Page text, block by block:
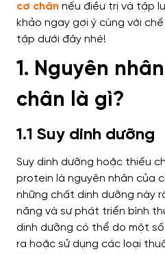
cơ chân nếu điều trị và tập
khảo ngay gợi ý cùng với
tập dưới đây nhé!
1. Nguyên
chân là gì?
1.1 Suy dinh dưỡng
Suy dinh dưỡng hoặc thiếu
protein là nguyên nhân của
những chất dinh dưỡng này
năng và sự phát triển bình
dinh dưỡng có thể do một
ra hoặc sử dụng các loại